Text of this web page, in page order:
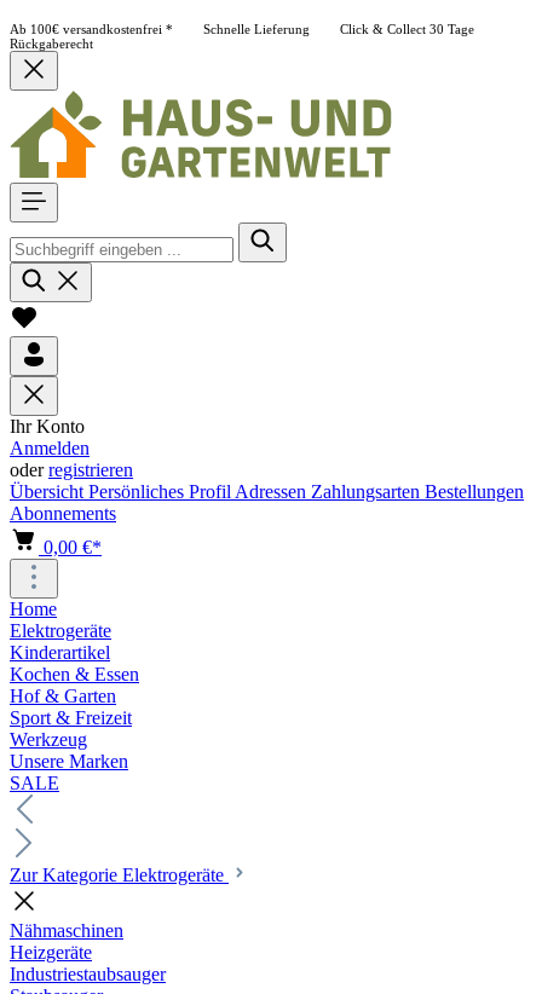
Ab 100€ versandkostenfrei * Schnelle Lieferung Click & Collect 30 Tage
Rückgaberecht
Ihr Konto
Anmelden
oderregistrieren
Übersicht Persönliches Profil Adressen Zahlungsarten Bestellungen
Abonnements
0,00 €*
Home
Elektrogeräte
Kinderartikel
Kochen & Essen
Hof & Garten
Sport & Freizeit
Werkzeug
Unsere Marken
SALE
Zur Kategorie Elektrogeräte
Nähmaschinen
Heizgeräte
Industriestaubsauger